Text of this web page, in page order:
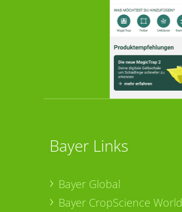
Bayer Links
Bayer Global
Bayer CropScience World